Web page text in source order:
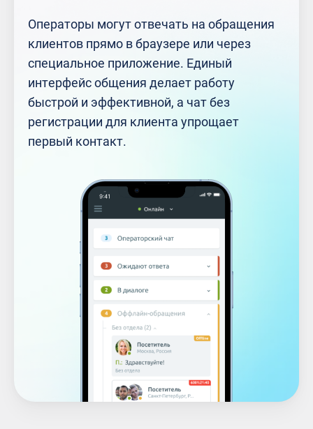
Операторы могут отвечать на обращения
клиентов прямо в браузере или через
специальное приложение. Единый
интерфейс общения делает работу
быстрой и эффективной, а чат без
регистрации для клиента упрощает
первый контакт.